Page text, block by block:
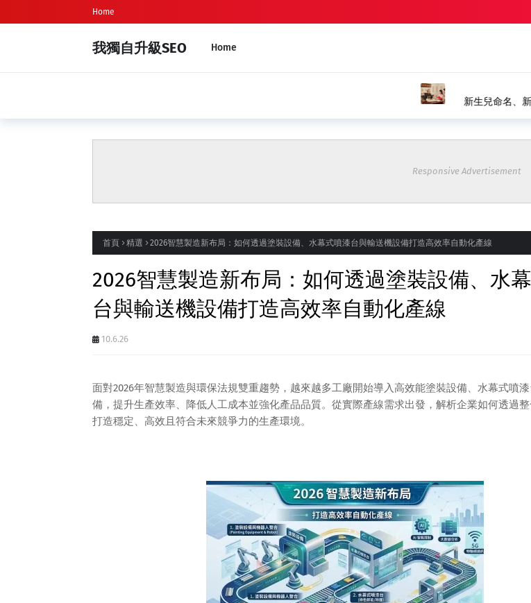
Home
我獨自升級SEO Home
新生兒命名、新生兒取名完整指南｜八字命名、生肖取名推薦｜風水命名館
塗裝設
Responsive Advertisement
首頁 精選 2026智慧製造新布局：如何透過塗裝設備、水幕式噴漆台與輸送機設備打造高效率自動化產線
2026智慧製造新布局：如何透過塗裝設備、水
台與輸送機設備打造高效率自動化產線
10.6.26
面對2026年智慧製造與環保法規雙重趨勢，越來越多工廠開始導入高效能塗裝設備、水幕式噴
備，提升生產效率、降低人工成本並強化產品品質。從實際產線需求出發，解析企業如何透過
打造穩定、高效且符合未來競爭力的生產環境。